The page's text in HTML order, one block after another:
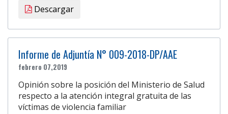
Descargar
Informe de Adjuntía N° 009-2018-DP/AAE
febrero 07,2019
Opinión sobre la posición del Ministerio de Salud
respecto a la atención integral gratuita de las
víctimas de violencia familiar